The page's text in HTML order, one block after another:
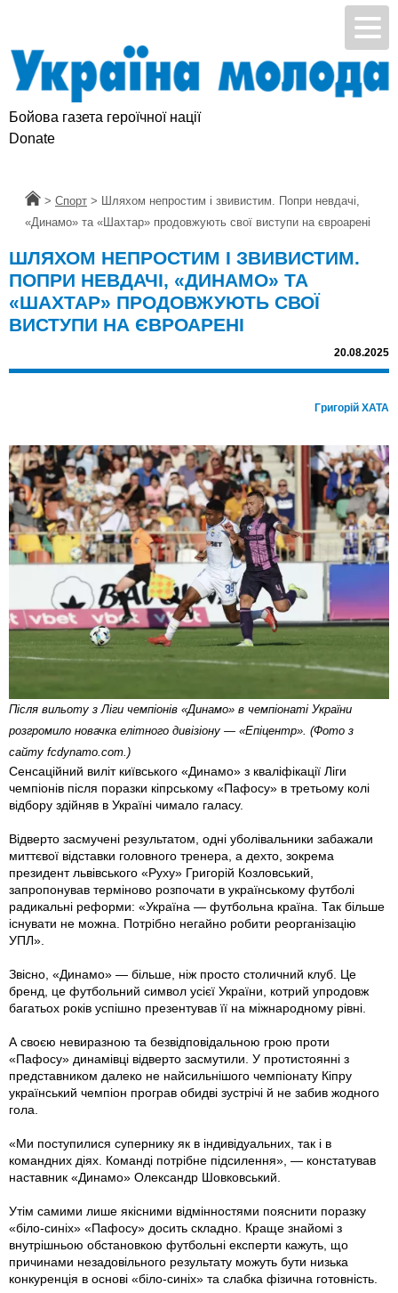
Бойова газета героїчної нації
Donate
Головна
> Спорт > Шляхом непростим і звивистим. Попри невдачі,
«Динамо» та «Шахтар» продовжують свої виступи на євроарені
ШЛЯХОМ НЕПРОСТИМ І ЗВИВИСТИМ.
ПОПРИ НЕВДАЧІ, «ДИНАМО» ТА
«ШАХТАР» ПРОДОВЖУЮТЬ СВОЇ
ВИСТУПИ НА ЄВРОАРЕНІ
20.08.2025
Григорій ХАТА
Після вильоту з Ліги чемпіонів «Динамо» в чемпіонаті України
розгромило новачка елітного дивізіону — «Епіцентр». (Фото з
сайту fcdynamo.com.)
Сенсаційний виліт київського «Динамо» з кваліфікації Ліги
чемпіонів після поразки кіпрському «Пафосу» в третьому колі
відбору здійняв в Україні чимало галасу.
Відверто засмучені результатом, одні уболівальники забажали
миттєвої відставки головного тренера, а дехто, зокрема
президент львівського «Руху» Григорій Козловський,
запропонував терміново розпочати в українському футболі
радикальні реформи: «Україна — футбольна країна. Так більше
існувати не можна. Потрібно негайно робити реорганізацію
УПЛ».
Звісно, «Динамо» — більше, ніж просто столичний клуб. Це
бренд, це футбольний символ усієї України, котрий упродовж
багатьох років успішно презентував її на міжнародному рівні.
А своєю невиразною та безвідповідальною грою проти
«Пафосу» динамівці відверто засмутили. У протистоянні з
представником далеко не найсильнішого чемпіонату Кіпру
український чемпіон програв обидві зустрічі й не забив жодного
гола.
«Ми поступилися супернику як в індивідуальних, так і в
командних діях. Команді потрібне підсилення», — констатував
наставник «Динамо» Олександр Шовковський.
Утім самими лише якісними відмінностями пояснити поразку
«біло-синіх» «Пафосу» досить складно. Краще знайомі з
внутрішньою обстановкою футбольні експерти кажуть, що
причинами незадовільного результату можуть бути низька
конкуренція в основі «біло-синіх» та слабка фізична готовність.